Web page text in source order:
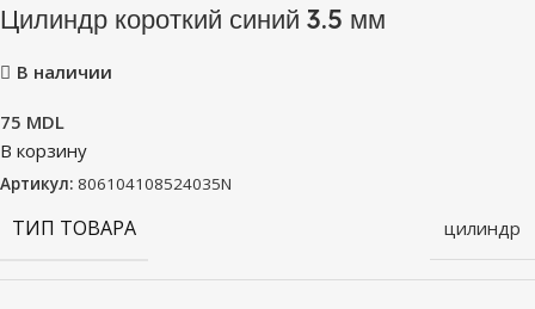
Цилиндр короткий синий 3.5 мм
В наличии
75 MDL
В корзину
Артикул: 806104108524035N
ТИП ТОВАРА цилиндр